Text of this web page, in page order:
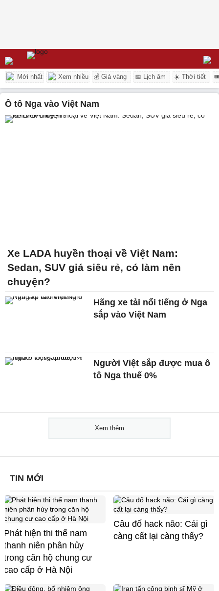
Mới nhất Xem nhiều 💰 Giá vàng 📅 Lịch âm ☀️ Thời tiết
Ô tô Nga vào Việt Nam
Xe LADA huyền thoại về Việt Nam:
Sedan, SUV giá siêu rẻ, có làm nên
chuyện?
Hãng xe tải nổi tiếng ở Nga
sắp vào Việt Nam
Người Việt sắp được mua ô
tô Nga thuế 0%
Xem thêm
TIN MỚI
Phát hiện thi thể nam
thanh niên phân hủy
trong căn hộ chung cư
cao cấp ở Hà Nội
Câu đố hack não: Cái gì
càng cất lại càng thấy?